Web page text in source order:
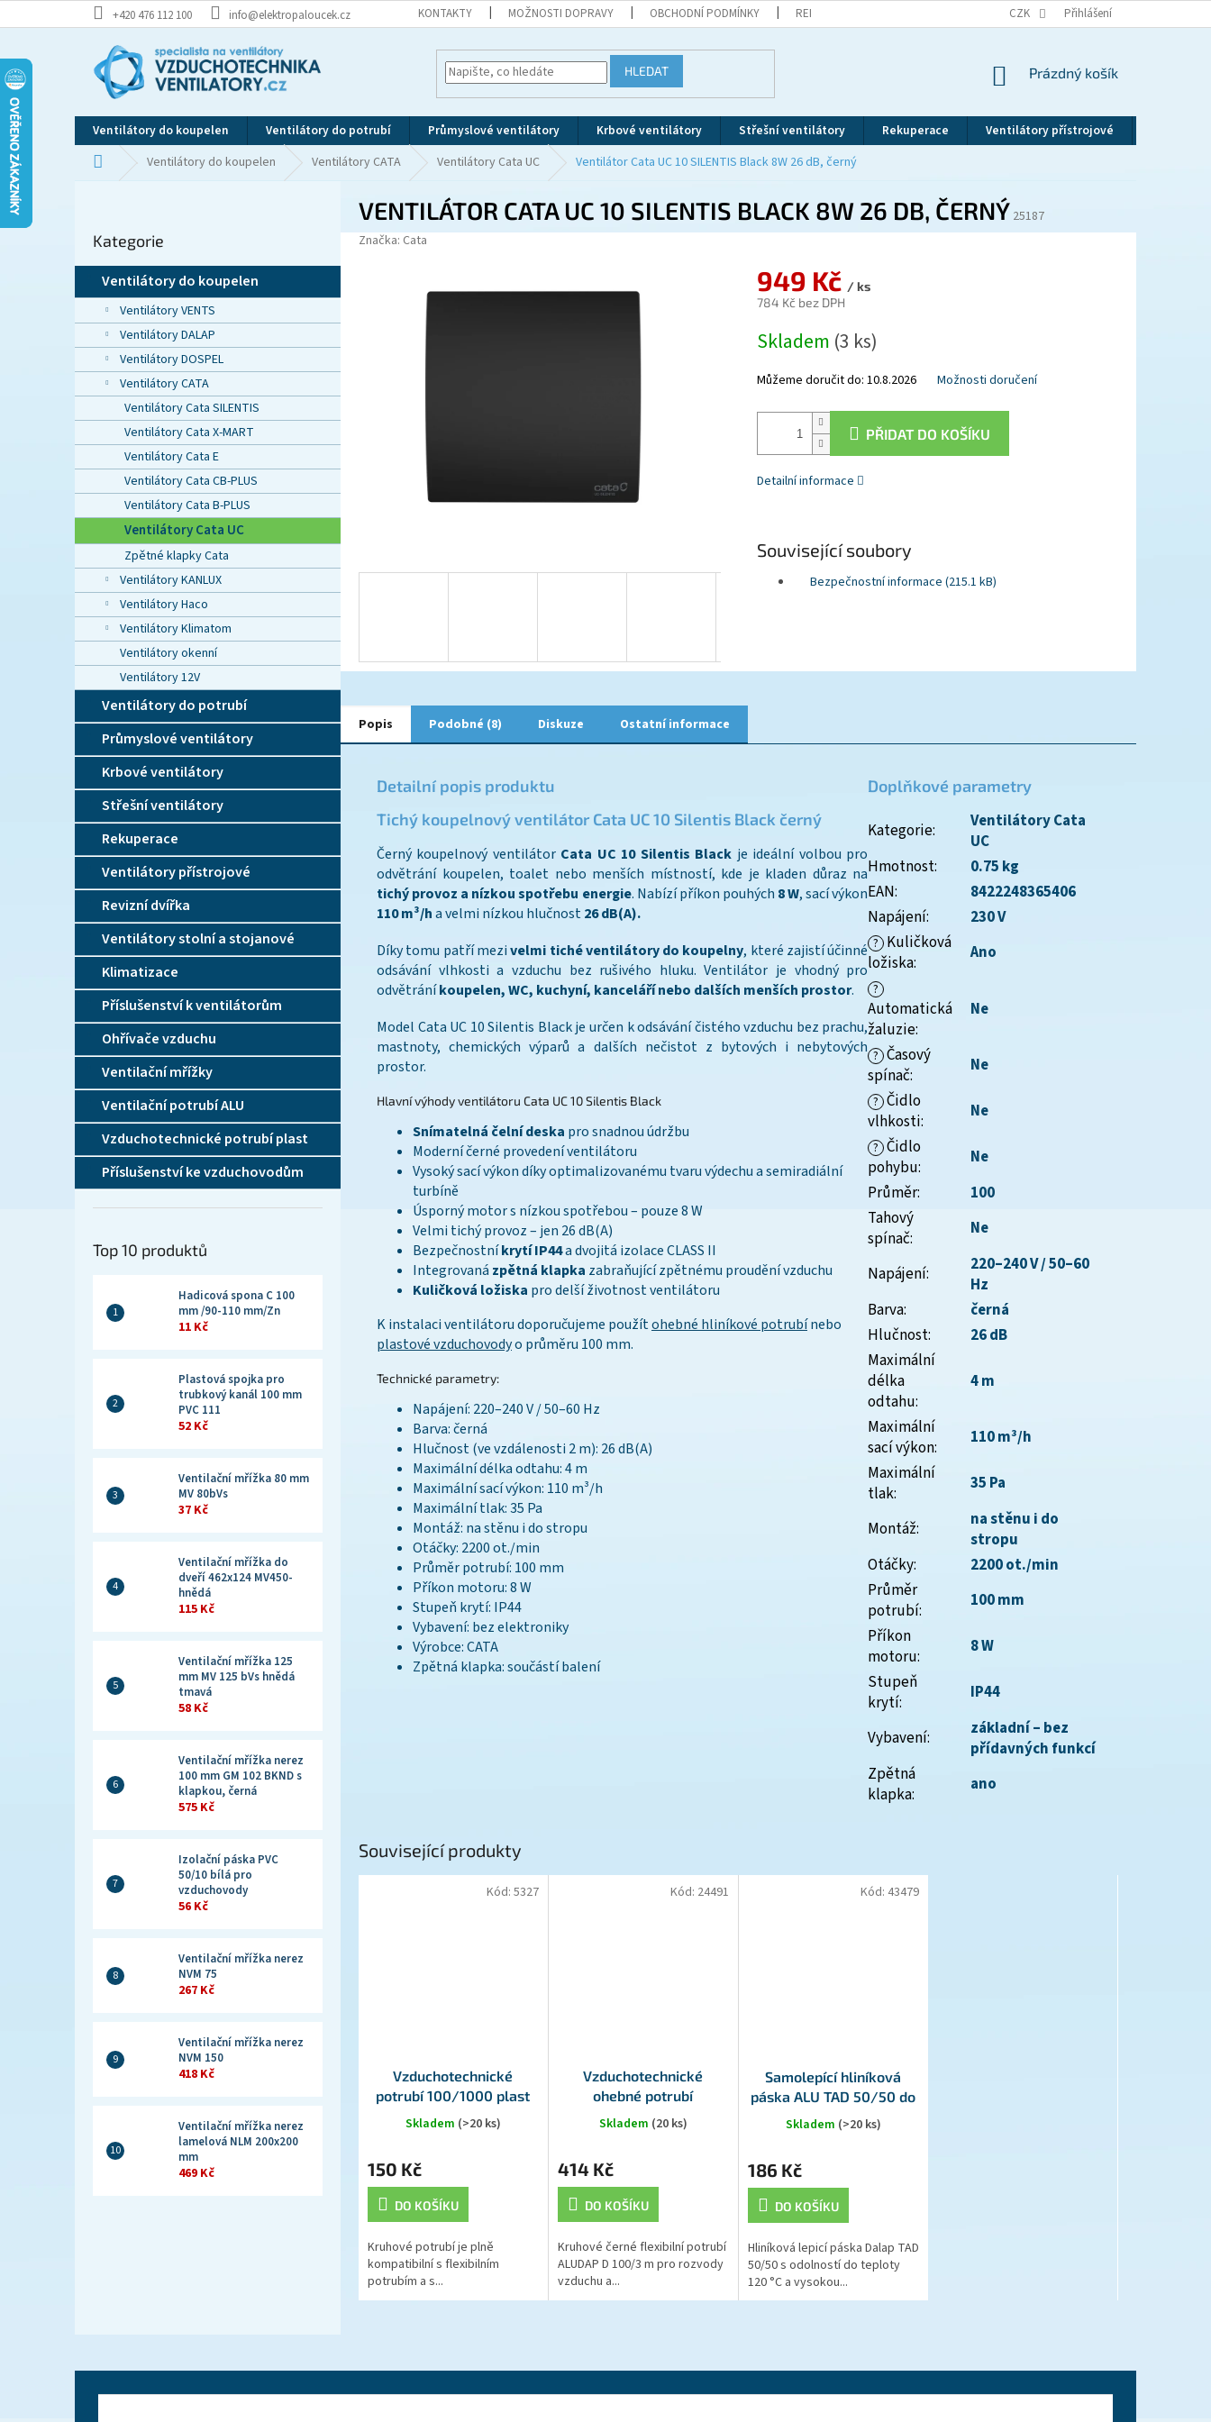
na
+420 476 112 100 info@elektropaloucek.cz KONTAKTY MOŽNOSTI DOPRAVY OBCHODNÍ PODMÍNKY REKLAMAČNÍ ŘÁD ZÁSADY OCHRANY OSOBNÍCH
CZK Přihlášení
HLEDAT
NÁKUPNÍ
Prázdný košík
Ventilátory do koupelen Ventilátory do potrubí Průmyslové ventilátory Krbové ventilátory Střešní ventilátory Rekuperace Ventilátory přístrojové
Domů Ventilátory do koupelen Ventilátory CATA Ventilátory Cata UC Ventilátor Cata UC 10 SILENTIS Black 8W 26 dB, černý
r
n
í
p
e
l
kategorie
Kategorie
Ventilátory do koupelen
Ventilátory VENTS
Ventilátory DALAP
Ventilátory DOSPEL
Ventilátory CATA
Ventilátory Cata SILENTIS
Ventilátory Cata X-MART
Ventilátory Cata E
Ventilátory Cata CB-PLUS
Ventilátory Cata B-PLUS
Ventilátory Cata UC
Zpětné klapky Cata
Ventilátory KANLUX
Ventilátory Haco
Ventilátory Klimatom
Ventilátory okenní
Ventilátory 12V
Ventilátory do potrubí
Průmyslové ventilátory
Krbové ventilátory
Střešní ventilátory
Rekuperace
Ventilátory přístrojové
Revizní dvířka
Ventilátory stolní a stojanové
Klimatizace
Příslušenství k ventilátorům
Ohřívače vzduchu
Ventilační mřížky
Ventilační potrubí ALU
Vzduchotechnické potrubí plast
Příslušenství ke vzduchovodům
Top 10 produktů
Hadicová spona C 100
mm /90-110 mm/Zn
11 Kč
Plastová spojka pro
trubkový kanál 100 mm
PVC 111
52 Kč
Ventilační mřížka 80 mm
MV 80bVs
37 Kč
Ventilační mřížka do
dveří 462x124 MV450-
hnědá
115 Kč
Ventilační mřížka 125
mm MV 125 bVs hnědá
tmavá
58 Kč
Ventilační mřížka nerez
100 mm GM 102 BKND s
klapkou, černá
575 Kč
Izolační páska PVC
50/10 bílá pro
vzduchovody
56 Kč
Ventilační mřížka nerez
NVM 75
267 Kč
Ventilační mřížka nerez
NVM 150
418 Kč
Ventilační mřížka nerez
lamelová NLM 200x200
mm
469 Kč
VENTILÁTOR CATA UC 10 SILENTIS BLACK 8W 26 DB, ČERNÝ 25187
Značka: Cata
949 Kč / ks
784 Kč bez DPH
cena:
Skladem (3 ks)
Můžeme doručit do: 10.8.2026 Možnosti doručení
PŘIDAT DO KOŠÍKU
Detailní informace
Související soubory
Bezpečnostní informace (215.1 kB)
Popis Podobné (8) Diskuze Ostatní informace
Detailní popis produktu
Tichý koupelnový ventilátor Cata UC 10 Silentis Black černý
Černý koupelnový ventilátor Cata UC 10 Silentis Black je ideální volbou pro
odvětrání koupelen, toalet nebo menších místností, kde je kladen důraz na
tichý provoz a nízkou spotřebu energie. Nabízí příkon pouhých 8 W, sací výkon
110 m³/ha velmi nízkou hlučnost26 dB(A).
Díky tomu patří mezivelmi tiché ventilátory do koupelny, které zajistí účinné
odsávání vlhkosti a vzduchu bez rušivého hluku. Ventilátor je vhodný pro
odvětráníkoupelen, WC, kuchyní, kanceláří nebo dalších menších prostor.
Model Cata UC 10 Silentis Black je určen k odsávání čistého vzduchu bez prachu,
mastnoty, chemických výparů a dalších nečistot z bytových i nebytových
prostor.
Hlavní výhody ventilátoru Cata UC 10 Silentis Black
Snímatelná čelní deska pro snadnou údržbu
Moderní černé provedení ventilátoru
Vysoký sací výkon díky optimalizovanému tvaru výdechu a semiradiální
turbíně
Úsporný motor s nízkou spotřebou – pouze 8 W
Velmi tichý provoz – jen 26 dB(A)
Bezpečnostníkrytí IP44a dvojitá izolace CLASS II
Integrovaná zpětná klapka zabraňující zpětnému proudění vzduchu
Kuličková ložiska pro delší životnost ventilátoru
K instalaci ventilátoru doporučujeme použítohebné hliníkové potrubínebo
plastové vzduchovodyo průměru 100 mm.
Technické parametry:
Napájení: 220–240 V / 50–60 Hz
Barva: černá
Hlučnost (ve vzdálenosti 2 m): 26 dB(A)
Maximální délka odtahu: 4 m
Maximální sací výkon: 110 m³/h
Maximální tlak: 35 Pa
Montáž: na stěnu i do stropu
Otáčky: 2200 ot./min
Průměr potrubí: 100 mm
Příkon motoru: 8 W
Stupeň krytí: IP44
Vybavení: bez elektroniky
Výrobce: CATA
Zpětná klapka: součástí balení
Doplňkové parametry
Kategorie:
Ventilátory Cata
UC
Hmotnost:
0.75 kg
EAN:
8422248365406
Napájení: 230 V
? Kuličková
ložiska: Ano
?
Automatická
žaluzie:
Ne
? Časový
spínač: Ne
? Čidlo
vlhkosti: Ne
? Čidlo
pohybu:
Ne
Průměr:
100
Tahový
spínač: Ne
Napájení:
220–240 V / 50–60
Hz
Barva:
černá
Hlučnost:
26 dB
Maximální
délka
odtahu:
4 m
Maximální
sací výkon:
110 m³/h
Maximální
tlak: 35 Pa
Montáž:
na stěnu i do
stropu
Otáčky:
2200 ot./min
Průměr
potrubí:
100 mm
Příkon
motoru:
8 W
Stupeň
krytí: IP44
Vybavení:
základní – bez
přídavných funkcí
Zpětná
klapka: ano
Související produkty
Vzduchotechnické
potrubí 100/1000 plast
Skladem (>20 ks)
150 Kč
DO KOŠÍKU
Kruhové potrubí je plně
kompatibilní s flexibilním
potrubím a s...
Kód: 5327
Vzduchotechnické
ohebné potrubí
100/3000 ALU černé
Skladem (20 ks)
414 Kč
DO KOŠÍKU
Kruhové černé flexibilní potrubí
ALUDAP D 100/3 m pro rozvody
vzduchu a...
Kód: 24491
Samolepící hliníková
páska ALU TAD 50/50 do
120°C, černá
Skladem (>20 ks)
186 Kč
DO KOŠÍKU
Hliníková lepicí páska Dalap TAD
50/50 s odolností do teploty
120 °C a vysokou...
Kód: 43479